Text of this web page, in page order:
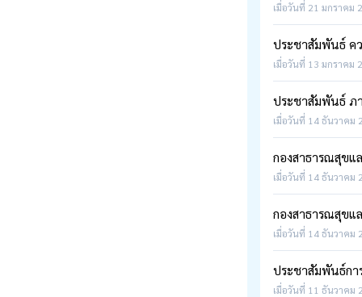
เมื่อวันที่ 21 มกราคม
ประชาสัมพันธ์ คว
เมื่อวันที่ 13 มกราคม
ประชาสัมพันธ์ ภ
เมื่อวันที่ 14 ธันวาคม
กองสาธารณสุขแ
เมื่อวันที่ 14 ธันวาคม
กองสาธารณสุขแ
เมื่อวันที่ 14 ธันวาคม
ประชาสัมพันธ์ก
เมื่อวันที่ 11 ธันวาคม